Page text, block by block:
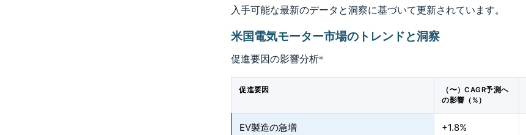
入手可能な最新のデータと洞察に基づいて更新されています。
米国電気モーター市場のトレンドと洞察
促進要因の影響分析*
促進要因
（〜）CAGR予測へ
の影響（%）
EV製造の急増 +1.8%